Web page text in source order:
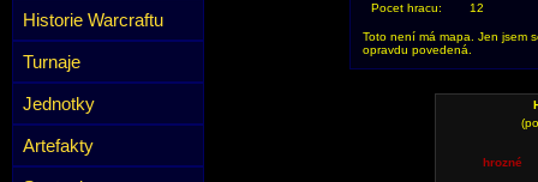
Historie Warcraftu
Turnaje
Jednotky
Artefakty
Pocet hracu:
12
Toto není má mapa. Jen jsem
opravdu povedená.
hrozné